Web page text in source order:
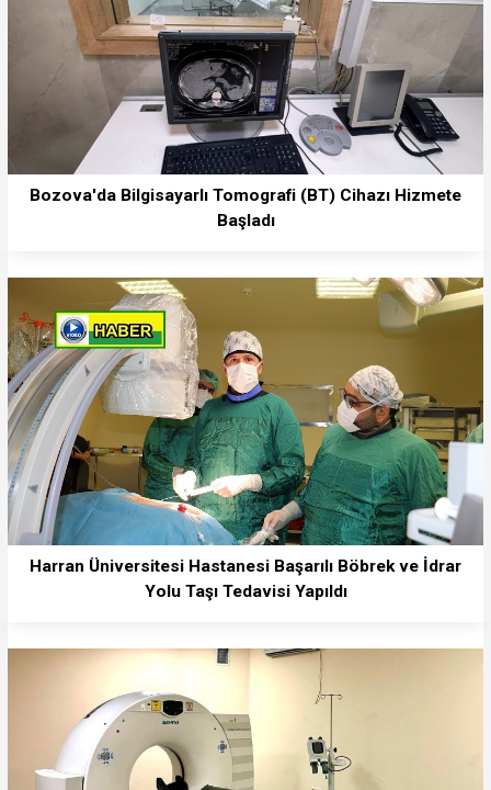
Bozova'da Bilgisayarlı Tomografi (BT) Cihazı Hizmete
Başladı
Harran Üniversitesi Hastanesi Başarılı Böbrek ve İdrar
Yolu Taşı Tedavisi Yapıldı